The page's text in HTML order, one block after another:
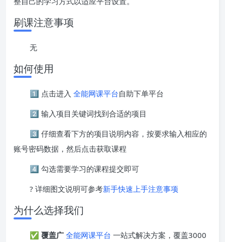
刷课注意事项
无
如何使用
1️⃣ 点击进入 全能网课平台自助下单平台
2️⃣ 输入项目关键词找到合适的项目
3️⃣ 仔细查看下方的项目说明内容，按要求输入相应的
账号密码数据，然后点击获取课程
4️⃣ 勾选需要学习的课程提交即可
? 详细图文说明可参考新手快速上手注意事项
为什么选择我们
✅ 覆盖广 全能网课平台 一站式解决方案，覆盖3000